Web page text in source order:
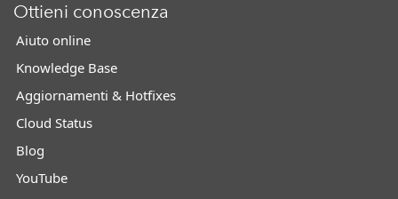
Ottieni conoscenza
Aiuto online
Knowledge Base
Aggiornamenti & Hotfixes
Cloud Status
Blog
YouTube